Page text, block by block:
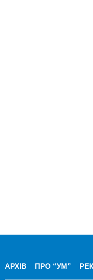
АРХІВ ПРО “УМ”